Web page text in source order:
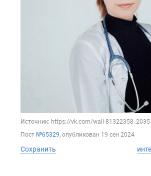
Источник: https://vk.com/wall-81322358_2035
Пост №65329, опубликован 19 сен 2024
Сохранить